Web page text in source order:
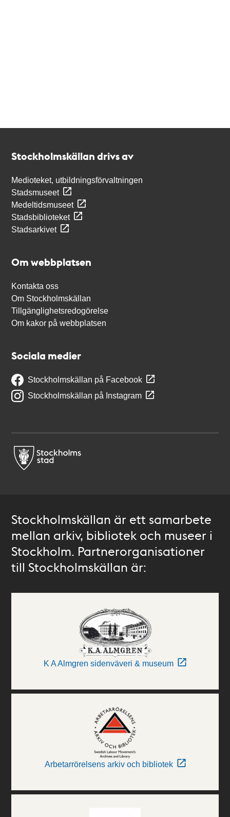
Stockholmskällan drivs av
Medioteket, utbildningsförvaltningen
Stadsmuseet
Medeltidsmuseet
Stadsbiblioteket
Stadsarkivet
Om webbplatsen
Kontakta oss
Om Stockholmskällan
Tillgänglighetsredogörelse
Om kakor på webbplatsen
Sociala medier
Stockholmskällan på Facebook
Stockholmskällan på Instagram
Stockholmskällan är ett samarbete
mellan arkiv, bibliotek och museer i
Stockholm. Partnerorganisationer
till Stockholmskällan är:
K A Almgren sidenväveri & museum
Arbetarrörelsens arkiv och bibliotek